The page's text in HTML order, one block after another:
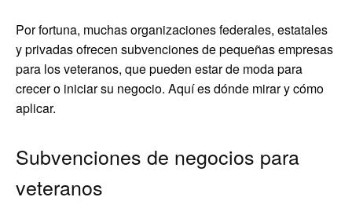
Por fortuna, muchas organizaciones federales, estatales
y privadas ofrecen subvenciones de pequeñas empresas
para los veteranos, que pueden estar de moda para
crecer o iniciar su negocio. Aquí es dónde mirar y cómo
aplicar.
Subvenciones de negocios para
veteranos